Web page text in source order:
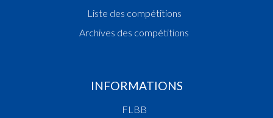
Liste des compétitions
Archives des compétitions
INFORMATIONS
FLBB